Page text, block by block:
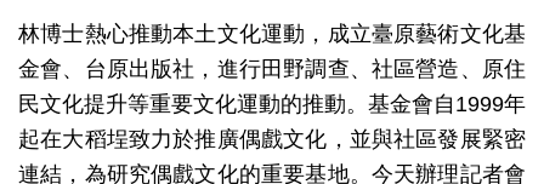
全
宣
告
資
林博士熱心推動本土文化運動，成立臺原藝術文化基
金會、台原出版社，進行田野調查、社區營造、原住
民文化提升等重要文化運動的推動。基金會自 1999年
起在大稻埕致力於推廣偶戲文化，並與社區發展緊密
連結，為研究偶戲文化的重要基地。今天辦理記者會